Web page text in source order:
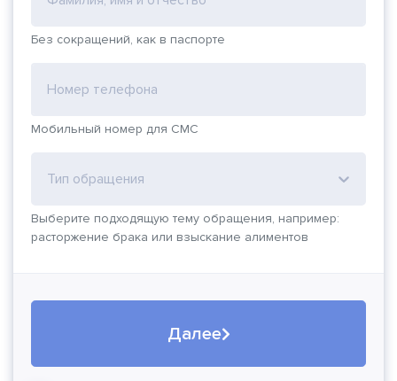
Без сокращений, как в паспорте
Номер телефона
Мобильный номер для СМС
Тип обращения
Выберите подходящую тему обращения, например:
расторжение брака или взыскание алиментов
Далее